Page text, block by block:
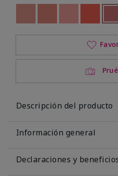
Out of stock
Out of
Descripción del producto
Información general
Declaraciones y